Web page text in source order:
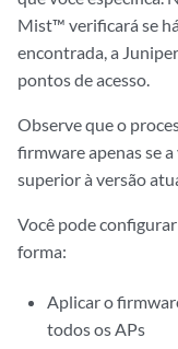
Mist™ verificará se
encontrada, a
pontos de acesso.
Observe que o
firmware apenas se
superior à versão
Você pode
forma:
Aplicar o
todos os APs